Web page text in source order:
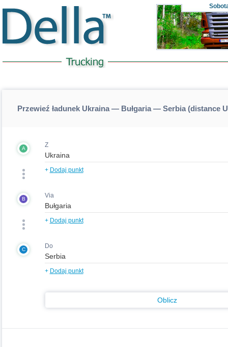
Przewieź ładunek Ukraina — Bułgaria — Serbia (distance
A Z
+ Dodaj punkt
B Via
+ Dodaj punkt
C Do
+ Dodaj punkt
Oblicz